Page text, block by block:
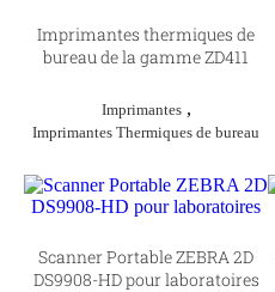
Imprimantes thermiques de
bureau de la gamme ZD411
Imprimantes,
Imprimantes Thermiques de bureau
Scanner Portable ZEBRA 2D
DS9908-HD pour laboratoires